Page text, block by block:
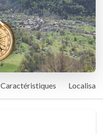
Caractéristiques